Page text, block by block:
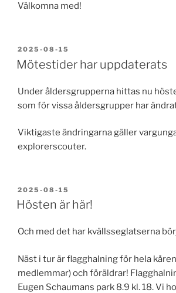
Välkomna med!
PUBLICERAT
2025-08-15
Mötestider har uppdaterats
Under åldersgrupperna hittas nu
som för vissa åldersgrupper har
Viktigaste ändringarna gäller
explorerscouter.
PUBLICERAT
2025-08-15
Hösten är här!
Och med det har kvällsseglatserna
Näst i tur är flagghalning för hela
medlemmar) och föräldrar!
Eugen Schaumans park 8.9 kl. 18. Vi